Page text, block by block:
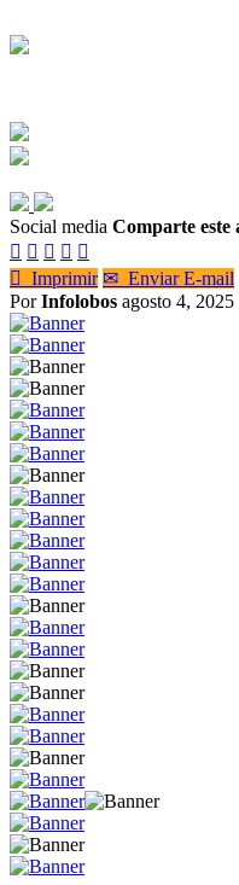
Social media Comparte este
    
 Imprimir ✉ Enviar E-mail
PorInfolobos agosto 4,